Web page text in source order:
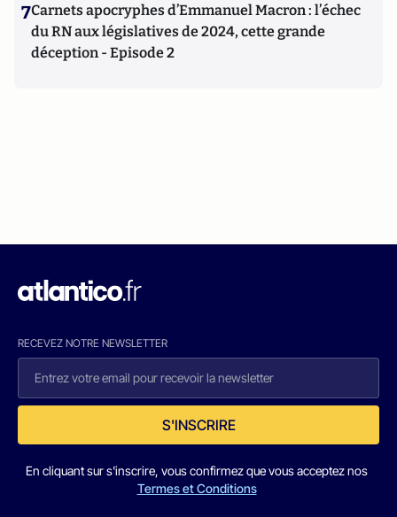
7Carnets apocryphes d’Emmanuel Macron : l’échec
du RN aux législatives de 2024, cette grande
déception - Episode 2
RECEVEZ NOTRE NEWSLETTER
S'INSCRIRE
En cliquant sur s'inscrire, vous confirmez que vous acceptez nos
Termes et Conditions